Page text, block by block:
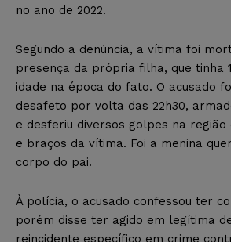
no ano de 2022.
Segundo a denúncia, a vítima foi
presença da própria filha, que tinha
idade na época do fato. O acusado
desafeto por volta das 22h30,
e desferiu diversos golpes na
e braços da vítima. Foi a menina
corpo do pai.
À polícia, o acusado confessou ter
porém disse ter agido em legítima
reincidente específico em crime